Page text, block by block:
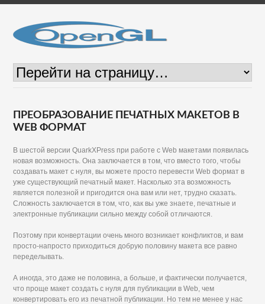
ПРЕОБРАЗОВАНИЕ ПЕЧАТНЫХ МАКЕТОВ В
WEB ФОРМАТ
В шестой версии QuarkXPress при работе с Web макетами появилась
новая возможность. Она заключается в том, что вместо того, чтобы
создавать макет с нуля, вы можете просто перевести Web формат в
уже существующий печатный макет. Насколько эта возможность
является полезной и пригодится она вам или нет, трудно сказать.
Сложность заключается в том, что, как вы уже знаете, печатные и
электронные публикации сильно между собой отличаются.
Поэтому при конвертации очень много возникает конфликтов, и вам
просто-напросто приходиться добрую половину макета все равно
переделывать.
А иногда, это даже не половина, а больше, и фактически получается,
что проще макет создать с нуля для публикации в Web, чем
конвертировать его из печатной публикации. Но тем не менее у нас